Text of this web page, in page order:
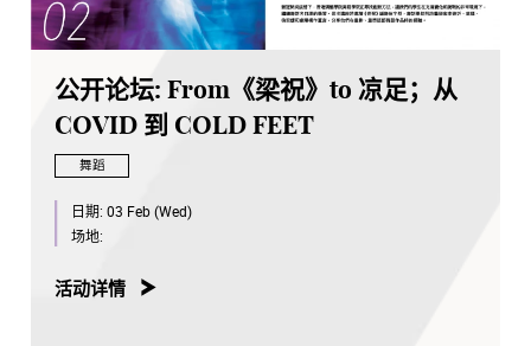
公开论坛: From《梁祝》to 凉足；从
COVID 到 COLD FEET
舞蹈
日期: 03 Feb (Wed)
场地:
活动详情